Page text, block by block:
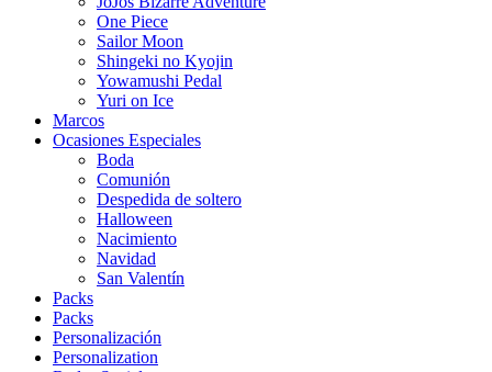
One Piece
Sailor Moon
Shingeki no Kyojin
Yowamushi Pedal
Yuri on Ice
Marcos
Ocasiones Especiales
Boda
Comunión
Despedida de soltero
Halloween
Nacimiento
Navidad
San Valentín
Packs
Packs
Personalización
Personalization